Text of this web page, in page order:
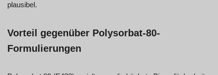
plausibel.
Vorteil gegenüber Polysorbat-80-
Formulierungen